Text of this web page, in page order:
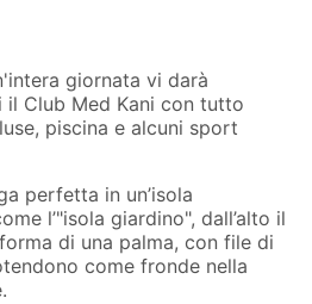
giornata vi darà
Club Med Kani con tutto
piscina e alcuni sport
perfetta in un’isola
l’"isola giardino", dall’alto il
di una palma, con file di
come fronde nella